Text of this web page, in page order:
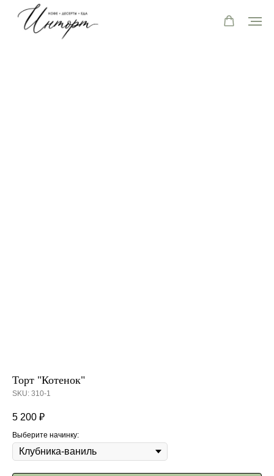
Торт "Котенок"
SKU: 310-1
5 200 ₽
Выберите начинку: